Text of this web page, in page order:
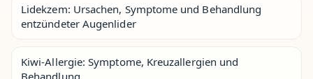
Lidekzem: Ursachen, Symptome und Behandlung
entzündeter Augenlider
Kiwi-Allergie: Symptome, Kreuzallergien und